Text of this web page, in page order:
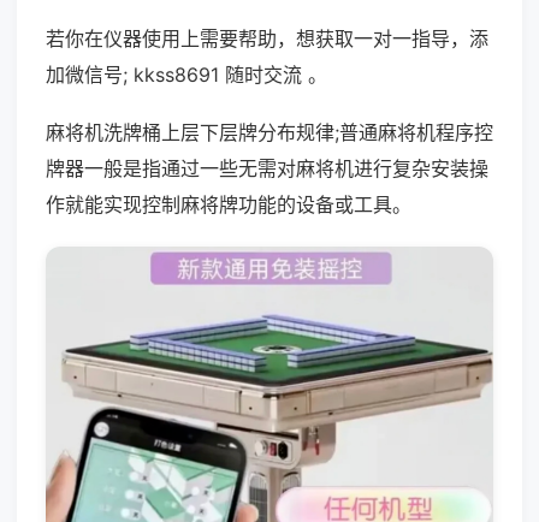
若你在仪器使用上需要帮助，想获取一对一指导，添
加微信号; kkss8691 随时交流 。
麻将机洗牌桶上层下层牌分布规律;普通麻将机程序控
牌器一般是指通过一些无需对麻将机进行复杂安装操
作就能实现控制麻将牌功能的设备或工具。